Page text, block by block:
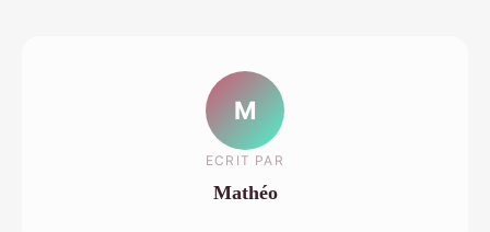
M
ECRIT PAR
Mathéo